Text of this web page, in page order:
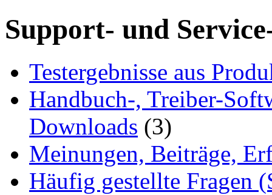
Support- und
Testergebnisse aus
Handbuch-, Treiber-
Downloads (3)
Meinungen, Beiträge,
Häufig gestellte Fragen